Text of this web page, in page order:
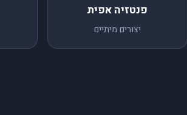
פנטזיה אפית
יצורים מיתיים